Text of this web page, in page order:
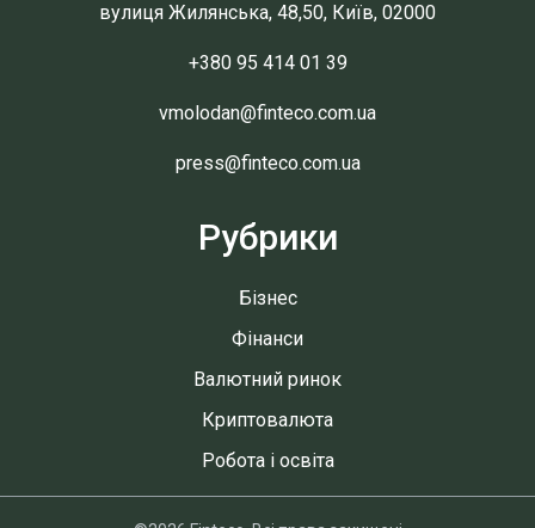
вулиця Жилянська, 48,50, Київ, 02000
+380 95 414 01 39
vmolodan@finteco.com.ua
press@finteco.com.ua
Рубрики
Бізнес
Фінанси
Валютний ринок
Криптовалюта
Робота і освіта